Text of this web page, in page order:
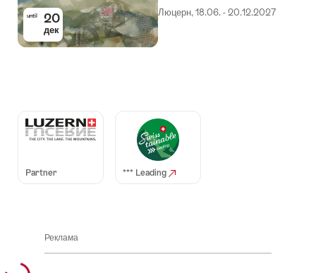
until 20
дек
Люцерн, 18.06. - 20.12.2027
Auszeichnungen
Partner *** Leading
Реклама